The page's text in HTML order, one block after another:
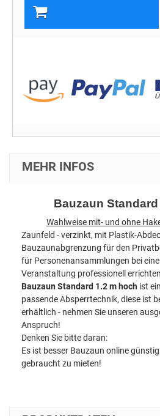
MEHR INFOS
Bauzaun Standard
Wahlweise mit- und ohne
Zaunfeld - verzinkt, mit Plastik-
Bauzaunabgrenzung für den
für Personenansammlungen bei
Veranstaltung professionell
Bauzaun Standard 1.2 m hoch ist
passende Absperrtechnik, diese ist
erhältlich - nehmen Sie unseren
Anspruch!
Denken Sie bitte daran:
Es ist besser Bauzaun online
gebraucht zu mieten!